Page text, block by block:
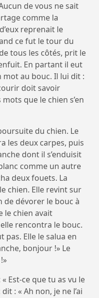
de vous ne sait
comme la
reprenait le
ce fut le tour du
tous les côtés, prit le
En partant il eut
au bouc. Il lui dit :
doit savoir
mots que le chien s’en
du chien. Le
les deux carpes, puis
dont il s’enduisit
comme un autre
deux fouets. La
chien. Elle revint sur
de dévorer le bouc à
le chien avait
rencontra le bouc.
pas. Elle le salua en
bonjour !» Le
Est-ce que tu as vu le
: « Ah non, je ne l’ai